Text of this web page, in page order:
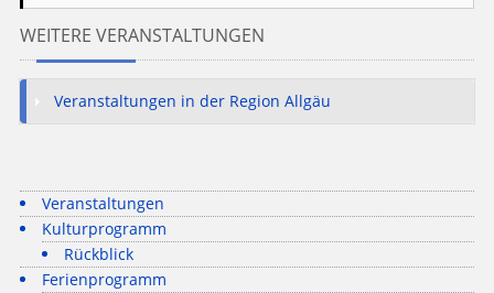
WEITERE VERANSTALTUNGEN
Veranstaltungen in der Region Allgäu
Veranstaltungen
Kulturprogramm
Rückblick
Ferienprogramm